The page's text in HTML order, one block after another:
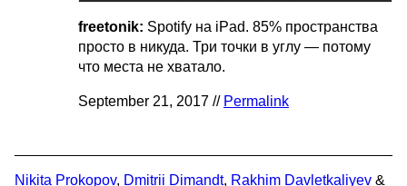
freetonik: Spotify на iPad. 85% пространства
просто в никуда. Три точки в углу — потому
что места не хватало.
September 21, 2017 // Permalink
Nikita Prokopov, Dmitrii Dimandt, Rakhim Davletkaliyev &